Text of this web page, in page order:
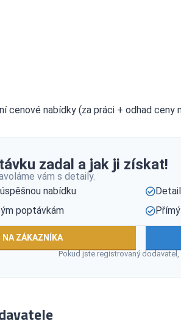
cenové nabídky (za práci + odhad ceny
zadal a jak ji získat!
vám s detaily.
nabídku
poptávkám
NA ZÁKAZNÍKA
Pokud jste registrovaný dodavatel,